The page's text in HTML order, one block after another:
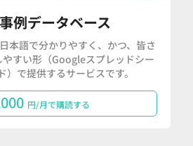
例データベース
本語で分かりやすく、かつ、皆さ
すい形（Googleスプレッドシー
）で提供するサービスです。
円/月で購読する